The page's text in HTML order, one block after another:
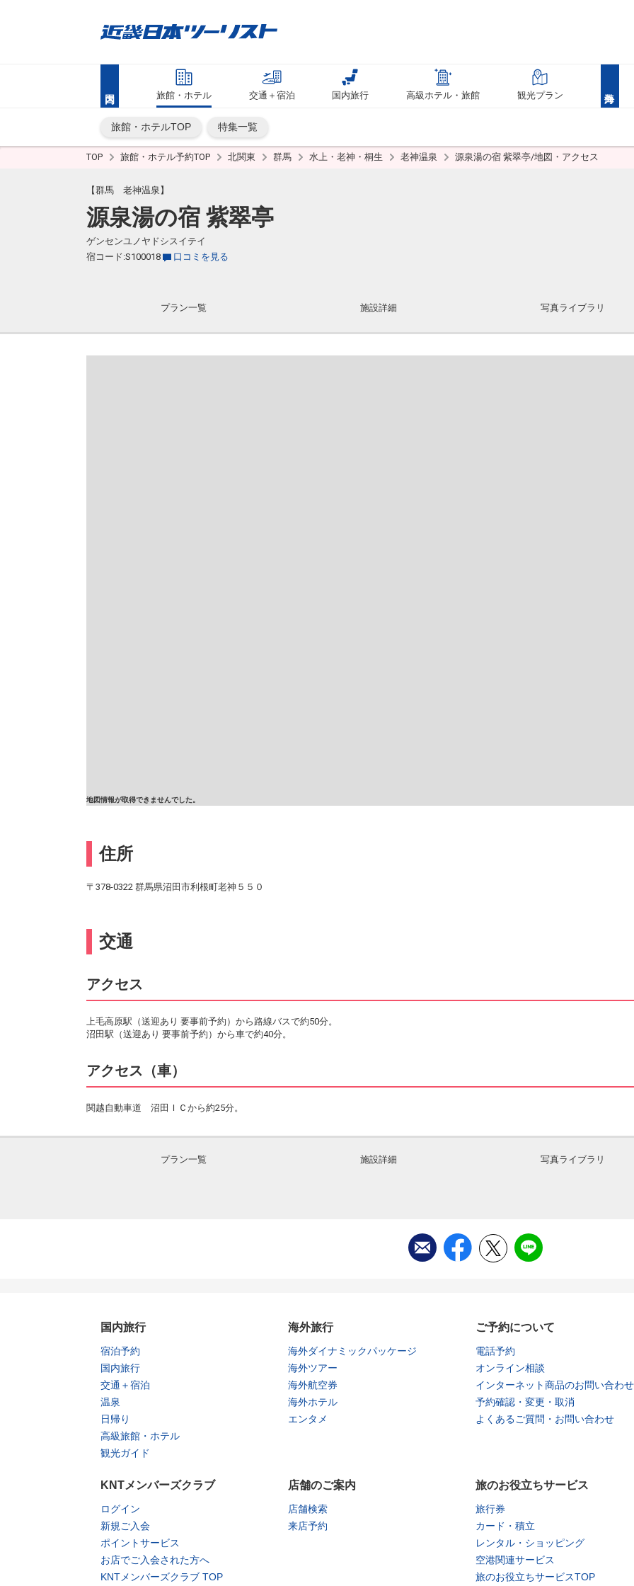
旅館・ホテル 交通＋宿泊 国内旅行 高級ホテル・旅館 観光プラン
旅館・ホテルTOP 特集一覧
TOP 旅館・ホテル予約TOP 北関東 群馬 水上・老神・桐生 老神温泉 源泉湯の宿 紫翠亭/地図・アクセス
【群馬 老神温泉】
源泉湯の宿 紫翠亭
ゲンセンユノヤドシスイテイ
宿コード:S100018
口コミを見る
プラン一覧 施設詳細 写真ライブラリ
地図情報が取得できませんでした。
住所
〒378-0322 群馬県沼田市利根町老神５５０
交通
アクセス
上毛高原駅（送迎あり 要事前予約）から路線バスで約50分。
沼田駅（送迎あり 要事前予約）から車で約40分。
アクセス（車）
関越自動車道 沼田ＩＣから約25分。
プラン一覧 施設詳細 写真ライブラリ
国内旅行
宿泊予約
国内旅行
交通＋宿泊
温泉
日帰り
高級旅館・ホテル
観光ガイド
海外旅行
海外ダイナミックパッケージ
海外ツアー
海外航空券
海外ホテル
エンタメ
ご予約について
電話予約
オンライン相談
インターネット商品のお問い合わせ
予約確認・変更・取消
よくあるご質問・お問い合わせ
KNTメンバーズクラブ
ログイン
新規ご入会
ポイントサービス
お店でご入会された方へ
KNTメンバーズクラブ TOP
店舗のご案内
店舗検索
来店予約
旅のお役立ちサービス
旅行券
カード・積立
レンタル・ショッピング
空港関連サービス
旅のお役立ちサービスTOP